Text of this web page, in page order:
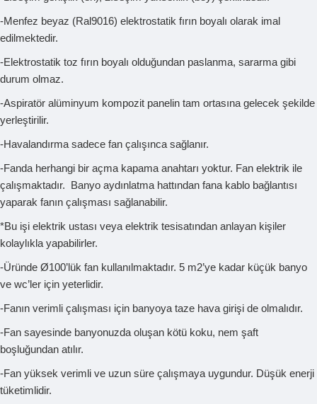
-Menfez beyaz (Ral9016) elektrostatik fırın boyalı olarak imal
edilmektedir.
-Elektrostatik toz fırın boyalı olduğundan paslanma, sararma gibi
durum olmaz.
-Aspiratör alüminyum kompozit panelin tam ortasına gelecek şekilde
yerleştirilir.
-Havalandırma sadece fan çalışınca sağlanır.
-Fanda herhangi bir açma kapama anahtarı yoktur. Fan elektrik ile
çalışmaktadır. Banyo aydınlatma hattından fana kablo bağlantısı
yaparak fanın çalışması sağlanabilir.
*Bu işi elektrik ustası veya elektrik tesisatından anlayan kişiler
kolaylıkla yapabilirler.
-Üründe Ø100’lük fan kullanılmaktadır. 5 m2’ye kadar küçük banyo
ve wc’ler için yeterlidir.
-Fanın verimli çalışması için banyoya taze hava girişi de olmalıdır.
-Fan sayesinde banyonuzda oluşan kötü koku, nem şaft
boşluğundan atılır.
-Fan yüksek verimli ve uzun süre çalışmaya uygundur. Düşük enerji
tüketimlidir.